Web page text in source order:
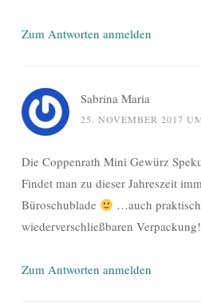
Zum Antworten anmelden
Sabrina Maria
25. NOVEMBER 2017
Die Coppenrath Mini Gewürz
Findet man zu dieser Jahreszeit
Büroschublade
…auch
wiederverschließbaren Verpackung!
Zum Antworten anmelden